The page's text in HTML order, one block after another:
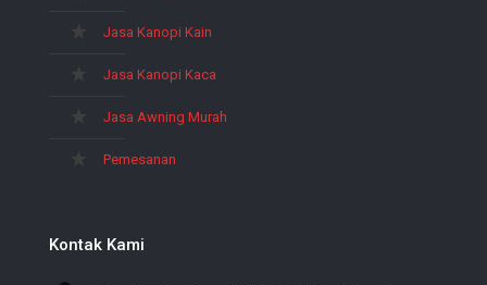
Jasa Kanopi Kain
Jasa Kanopi Kaca
Jasa Awning Murah
Pemesanan
Kontak Kami